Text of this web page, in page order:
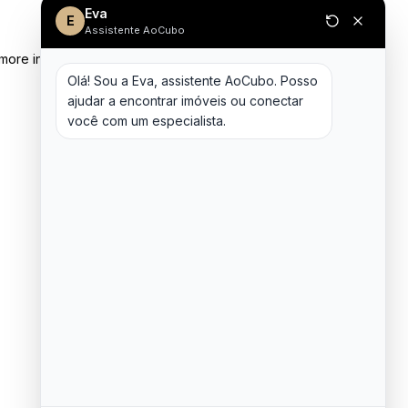
information)
E Eva
Assistente AoCubo
Olá! Sou a Eva, assistente AoCubo. Posso
ajudar a encontrar imóveis ou conectar
você com um especialista.